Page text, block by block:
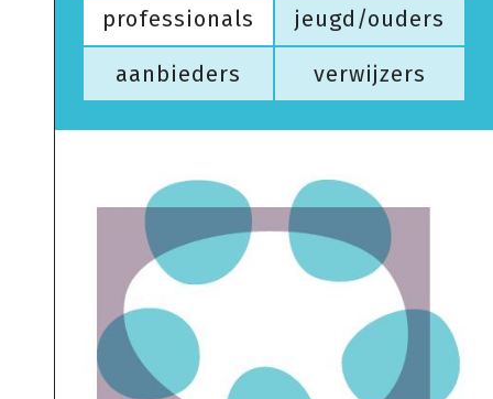
professionals jeugd/ouders
aanbieders verwijzers